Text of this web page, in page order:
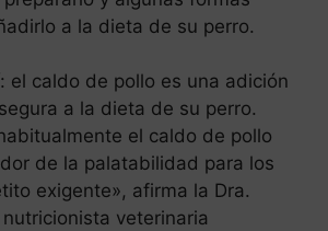
a la dieta de su perro.
el caldo de pollo es una adición
a la dieta de su perro.
el caldo de pollo
de la palatabilidad para los
exigente», afirma la Dra.
veterinaria